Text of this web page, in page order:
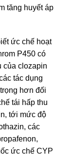
tăng huyết áp
ức chế hoạt
P450 có
của clozapin
tác dụng
hơn đối
tái hấp thu
tới mức độ
các
ức chế CYP